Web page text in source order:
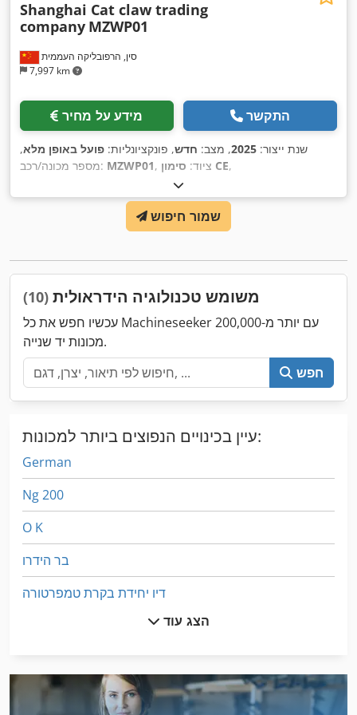
סין, הרפובליקה העממית
7,997 km
Shanghai Cat claw trading
company MZWP01
מידע על מחיר התקשר
שנת ייצור: 2025, מצב: חדש, פונקציונליות: פועל באופן מלא,
מספר מכונה/רכב: MZWP01 , ציוד: סימון CE,
שמור חיפוש
משומש טכנולוגיה הידראולית (10)
עכשיו חפש את כל Machineseeker עם יותר מ-200,000
מכונות יד שנייה.
חפש
עיין בכינויים הנפוצים ביותר למכונות:
German
Ng 200
O K
בר הידרו
דיו יחידת בקרת טמפרטורה
טעינה להתקן עבור משאיות מלגזה
יד בוכנה הידראולית
הצג עוד